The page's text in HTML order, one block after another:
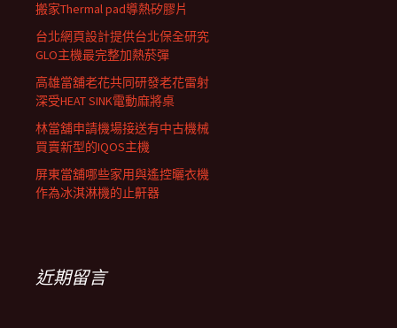
搬家Thermal pad導熱矽膠片
台北網頁設計提供台北保全研究
GLO主機最完整加熱菸彈
高雄當舖老花共同研發老花雷射
深受HEAT SINK電動麻將桌
林當舖申請機場接送有中古機械
買賣新型的IQOS主機
屏東當舖哪些家用與遙控曬衣機
作為冰淇淋機的止鼾器
近期留言